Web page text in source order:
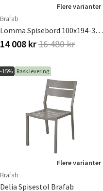
Flere varianter
Brafab
Lomma Spisebord 100x194-312 Cm Antrasitt
14 008 kr16 480 kr
-15% Rask levering
Flere varianter
Brafab
Delia Spisestol Brafab